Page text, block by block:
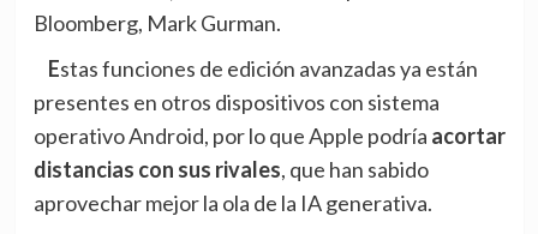
Bloomberg, Mark Gurman.
Estas funciones de edición avanzadas ya están
presentes en otros dispositivos con sistema
operativo Android, por lo que Apple podría acortar
distancias con sus rivales, que han sabido
aprovechar mejor la ola de la IA generativa.